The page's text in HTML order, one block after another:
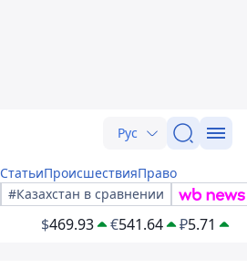
Рус
СтатьиПроисшествияПраво
#Казахстан в сравнении
$469.93 €541.64 ₽5.71